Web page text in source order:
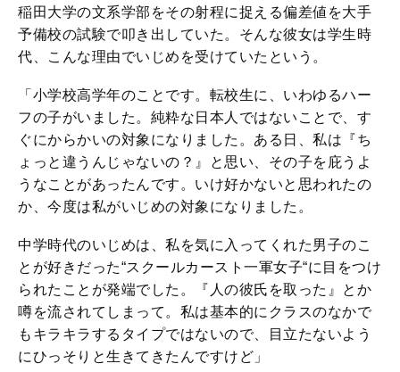
稲田大学の文系学部をその射程に捉える偏差値を大手
予備校の試験で叩き出していた。そんな彼女は学生時
代、こんな理由でいじめを受けていたという。
「小学校高学年のことです。転校生に、いわゆるハー
フの子がいました。純粋な日本人ではないことで、す
ぐにからかいの対象になりました。ある日、私は『ち
ょっと違うんじゃないの？』と思い、その子を庇うよ
うなことがあったんです。いけ好かないと思われたの
か、今度は私がいじめの対象になりました。
中学時代のいじめは、私を気に入ってくれた男子のこ
とが好きだった“スクールカースト一軍女子“に目をつけ
られたことが発端でした。『人の彼氏を取った』とか
噂を流されてしまって。私は基本的にクラスのなかで
もキラキラするタイプではないので、目立たないよう
にひっそりと生きてきたんですけど」